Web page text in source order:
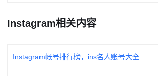
Instagram相关内容
Instagram帐号排行榜，ins名人账号大全